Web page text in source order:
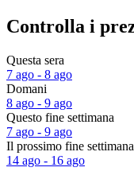
Controlla i
Questa sera
7 ago - 8 ago
Domani
8 ago - 9 ago
Questo fine settimana
7 ago - 9 ago
Il prossimo fine settimana
14 ago - 16 ago